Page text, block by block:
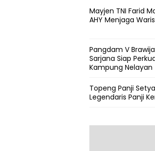
Mayjen TNI Farid
AHY Menjaga
Pangdam V
Sarjana Siap
Kampung Nelayan
Topeng Panji
Legendaris Panji